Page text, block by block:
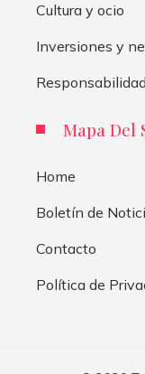
Cultura y ocio
Inversiones y
Mapa Del
Home
Boletín de
Contacto
Política de